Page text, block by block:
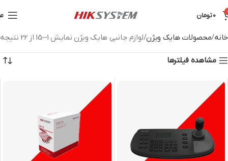
0تومان
خانه محصولات هایک ویژن لوازم جانبی هایک ویژن نمایش 1–15 از 22 نتیجه
مشاهده فیلترها